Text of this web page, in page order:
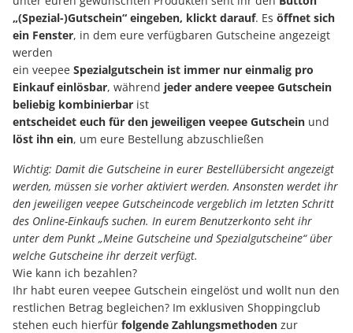
„(Spezial-)Gutschein“ eingeben, klickt darauf. Es öffnet sich
ein Fenster, in dem eure verfügbaren Gutscheine angezeigt
werden
ein veepee Spezialgutschein ist immer nur einmalig pro
Einkauf einlösbar, während jeder andere veepee Gutschein
beliebig kombinierbar ist
entscheidet euch für den jeweiligen veepee Gutschein und
löst ihn ein, um eure Bestellung abzuschließen
Wichtig: Damit die Gutscheine in eurer Bestellübersicht angezeigt
werden, müssen sie vorher aktiviert werden. Ansonsten werdet ihr
den jeweiligen veepee Gutscheincode vergeblich im letzten Schritt
des Online-Einkaufs suchen. In eurem Benutzerkonto seht ihr
unter dem Punkt „Meine Gutscheine und Spezialgutscheine“ über
welche Gutscheine ihr derzeit verfügt.
Wie kann ich bezahlen?
Ihr habt euren veepee Gutschein eingelöst und wollt nun den
restlichen Betrag begleichen? Im exklusiven Shoppingclub
stehen euch hierfür folgende Zahlungsmethoden zur